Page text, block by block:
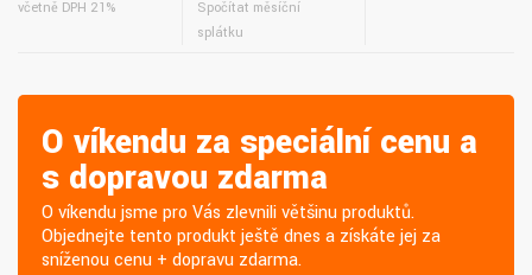
včetně DPH 21%
Spočítat měsíční
splátku
O víkendu za speciální cenu a
s dopravou zdarma
O víkendu jsme pro Vás zlevnili většinu produktů.
Objednejte tento produkt ještě dnes a získáte jej za
sníženou cenu + dopravu zdarma.